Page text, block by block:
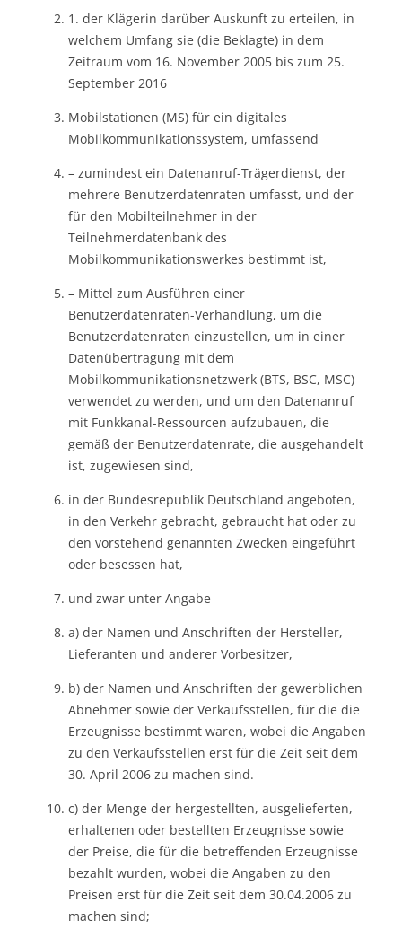
1. der Klägerin darüber Auskunft zu erteilen, in
welchem Umfang sie (die Beklagte) in dem
Zeitraum vom 16. November 2005 bis zum 25.
September 2016
Mobilstationen (MS) für ein digitales
Mobilkommunikationssystem, umfassend
– zumindest ein Datenanruf-Trägerdienst, der
mehrere Benutzerdatenraten umfasst, und der
für den Mobilteilnehmer in der
Teilnehmerdatenbank des
Mobilkommunikationswerkes bestimmt ist,
– Mittel zum Ausführen einer
Benutzerdatenraten-Verhandlung, um die
Benutzerdatenraten einzustellen, um in einer
Datenübertragung mit dem
Mobilkommunikationsnetzwerk (BTS, BSC, MSC)
verwendet zu werden, und um den Datenanruf
mit Funkkanal-Ressourcen aufzubauen, die
gemäß der Benutzerdatenrate, die ausgehandelt
ist, zugewiesen sind,
in der Bundesrepublik Deutschland angeboten,
in den Verkehr gebracht, gebraucht hat oder zu
den vorstehend genannten Zwecken eingeführt
oder besessen hat,
und zwar unter Angabe
a) der Namen und Anschriften der Hersteller,
Lieferanten und anderer Vorbesitzer,
b) der Namen und Anschriften der gewerblichen
Abnehmer sowie der Verkaufsstellen, für die die
Erzeugnisse bestimmt waren, wobei die Angaben
zu den Verkaufsstellen erst für die Zeit seit dem
30. April 2006 zu machen sind.
c) der Menge der hergestellten, ausgelieferten,
erhaltenen oder bestellten Erzeugnisse sowie
der Preise, die für die betreffenden Erzeugnisse
bezahlt wurden, wobei die Angaben zu den
Preisen erst für die Zeit seit dem 30.04.2006 zu
machen sind;